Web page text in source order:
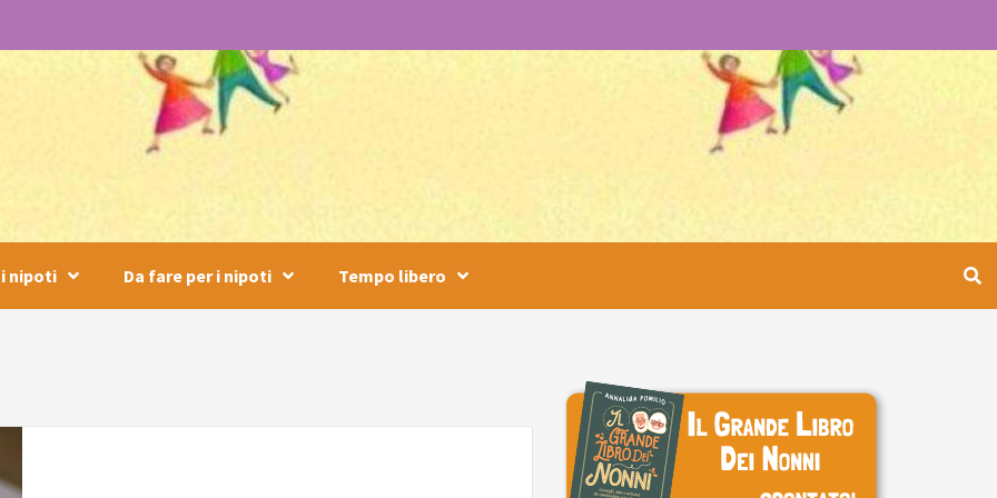
i nipoti Da fare per i nipoti Tempo libero